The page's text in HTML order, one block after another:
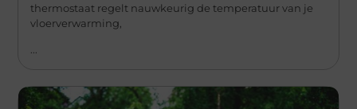
thermostaat regelt nauwkeurig de temperatuur van je
vloerverwarming,
...